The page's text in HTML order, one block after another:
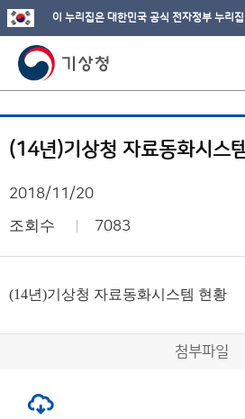
이 누리집은 대한민국 공식 전자정부 누리
(14년)기상청 자료동화시스
2018/11/20
조회수 7083
(14년)기상청 자료동화시스템 현황
첨부파일